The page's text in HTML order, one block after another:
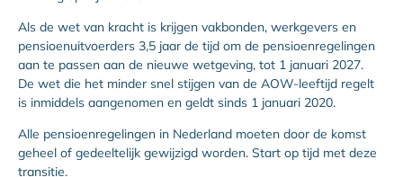
Als de wet van kracht is krijgen vakbonden, werkgevers en
pensioenuitvoerders 3,5 jaar de tijd om de pensioenregelingen
aan te passen aan de nieuwe wetgeving, tot 1 januari 2027.
De wet die het minder snel stijgen van de AOW-leeftijd regelt
is inmiddels aangenomen en geldt sinds 1 januari 2020.
Alle pensioenregelingen in Nederland moeten door de komst
geheel of gedeeltelijk gewijzigd worden. Start op tijd met deze
transitie.